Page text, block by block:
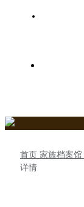
首页 家族档案馆
详情